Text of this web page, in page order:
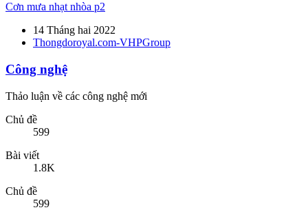
Cơn mưa nhạt nhòa p2
14 Tháng hai 2022
Thongdoroyal.com-VHPGroup
Công nghệ
Thảo luận về các công nghệ mới
Chủ đề
599
Bài viết
1.8K
Chủ đề
599